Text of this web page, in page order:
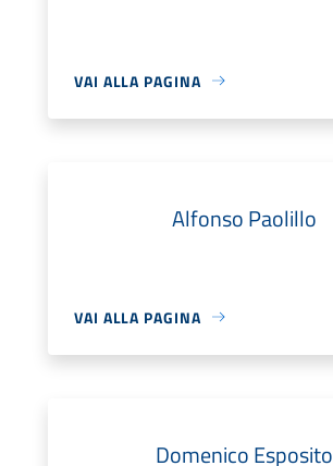
VAI ALLA PAGINA
Alfonso Paolillo
VAI ALLA PAGINA
Domenico Esposito